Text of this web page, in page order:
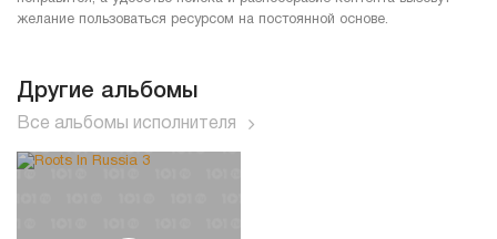
желание пользоваться ресурсом на постоянной основе.
Другие альбомы
Все альбомы исполнителя